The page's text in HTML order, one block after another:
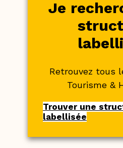
Je
Retrouvez tous
Tourisme &
Trouver une
labellisée